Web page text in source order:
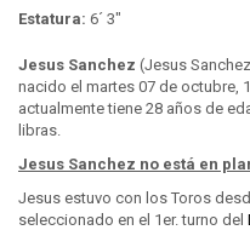
Estatura: 6´ 3"
Jesus Sanchez (Jesus
nacido el martes 07 de octubre,
actualmente tiene 28 años de
libras.
Jesus Sanchez no está en
Jesus estuvo con los Toros
seleccionado en el 1er. turno del